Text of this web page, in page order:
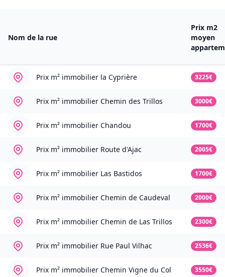
Nom de la rue
Prix m2
moyen
Prix m² immobilier la Cyprière 3225€
Prix m² immobilier Chemin des Trillos 3000€
Prix m² immobilier Chandou 1700€
Prix m² immobilier Route d'Ajac 2005€
Prix m² immobilier Las Bastidos 1700€
Prix m² immobilier Chemin de Caudeval 2000€
Prix m² immobilier Chemin de Las Trillos 2300€
Prix m² immobilier Rue Paul Vilhac 2536€
Prix m² immobilier Chemin Vigne du Col 3550€